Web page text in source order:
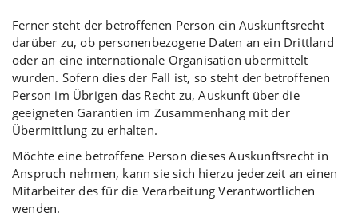
Ferner steht der betroffenen Person ein Auskunftsrecht
darüber zu, ob personenbezogene Daten an ein Drittland
oder an eine internationale Organisation übermittelt
wurden. Sofern dies der Fall ist, so steht der betroffenen
Person im Übrigen das Recht zu, Auskunft über die
geeigneten Garantien im Zusammenhang mit der
Übermittlung zu erhalten.
Möchte eine betroffene Person dieses Auskunftsrecht in
Anspruch nehmen, kann sie sich hierzu jederzeit an einen
Mitarbeiter des für die Verarbeitung Verantwortlichen
wenden.